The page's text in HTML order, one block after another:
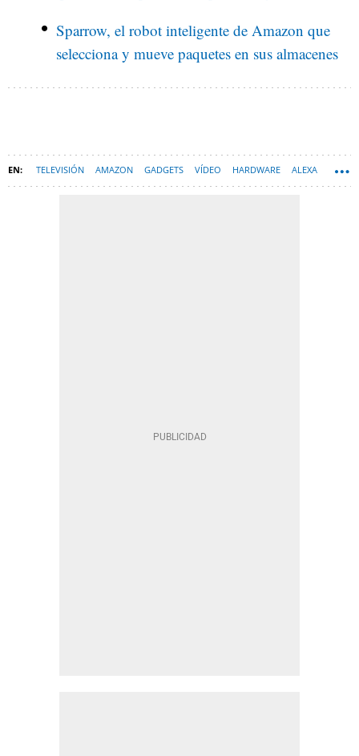
Sparrow, el robot inteligente de Amazon que
selecciona y mueve paquetes en sus almacenes
TELEVISIÓN AMAZON GADGETS VÍDEO HARDWARE ALEXA